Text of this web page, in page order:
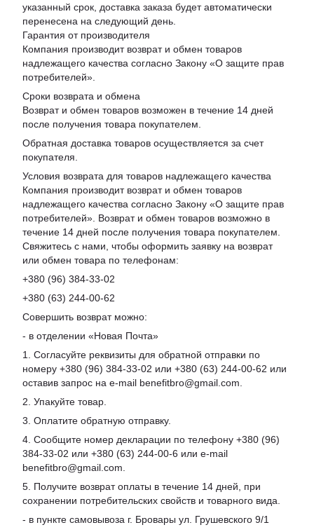
указанный срок, доставка заказа будет автоматически
перенесена на следующий день.
Гарантия от производителя
Компания производит возврат и обмен товаров
надлежащего качества согласно Закону «О защите прав
потребителей».
Сроки возврата и обмена
Возврат и обмен товаров возможен в течение 14 дней
после получения товара покупателем.
Обратная доставка товаров осуществляется за счет
покупателя.
Условия возврата для товаров надлежащего качества
Компания производит возврат и обмен товаров
надлежащего качества согласно Закону «О защите прав
потребителей». Возврат и обмен товаров возможно в
течение 14 дней после получения товара покупателем.
Свяжитесь с нами, чтобы оформить заявку на возврат
или обмен товара по телефонам:
+380 (96) 384-33-02
+380 (63) 244-00-62
Совершить возврат можно:
- в отделении «Новая Почта»
1. Согласуйте реквизиты для обратной отправки по
номеру +380 (96) 384-33-02 или +380 (63) 244-00-62 или
оставив запрос на e-mail benefitbro@gmail.com.
2. Упакуйте товар.
3. Оплатите обратную отправку.
4. Сообщите номер декларации по телефону +380 (96)
384-33-02 или +380 (63) 244-00-6 или e-mail
benefitbro@gmail.com.
5. Получите возврат оплаты в течение 14 дней, при
сохранении потребительских свойств и товарного вида.
- в пункте самовывоза г. Бровары ул. Грушевского 9/1